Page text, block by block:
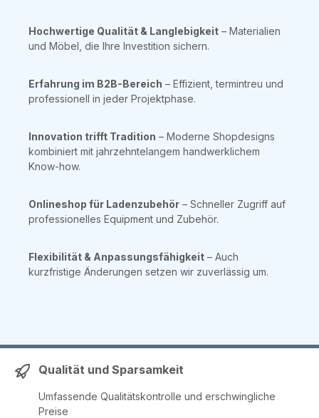
Hochwertige Qualität & Langlebigkeit – Materialien
und Möbel, die Ihre Investition sichern.
Erfahrung im B2B-Bereich – Effizient, termintreu und
professionell in jeder Projektphase.
Innovation trifft Tradition – Moderne Shopdesigns
kombiniert mit jahrzehntelangem handwerklichem
Know-how.
Onlineshop für Ladenzubehör – Schneller Zugriff auf
professionelles Equipment und Zubehör.
Flexibilität & Anpassungsfähigkeit – Auch
kurzfristige Änderungen setzen wir zuverlässig um.
Qualität und Sparsamkeit
Umfassende Qualitätskontrolle und erschwingliche
Preise